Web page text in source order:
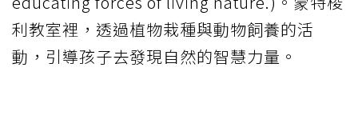
利教室裡，透過植物栽種與動物飼養的活
動，引導孩子去發現自然的智慧力量。